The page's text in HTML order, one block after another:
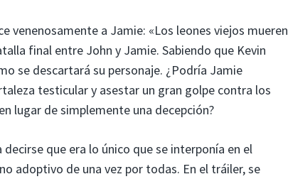
venenosamente a Jamie: «Los leones viejos mueren
final entre John y Jamie. Sabiendo que Kevin
se descartará su personaje. ¿Podría Jamie
testicular y asestar un gran golpe contra los
lugar de simplemente una decepción?
que era lo único que se interponía en el
adoptivo de una vez por todas. En el tráiler, se